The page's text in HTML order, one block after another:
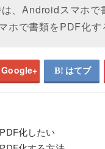
、Androidスマホで
で書類をPDF化す
Google+ はてブ
化したい